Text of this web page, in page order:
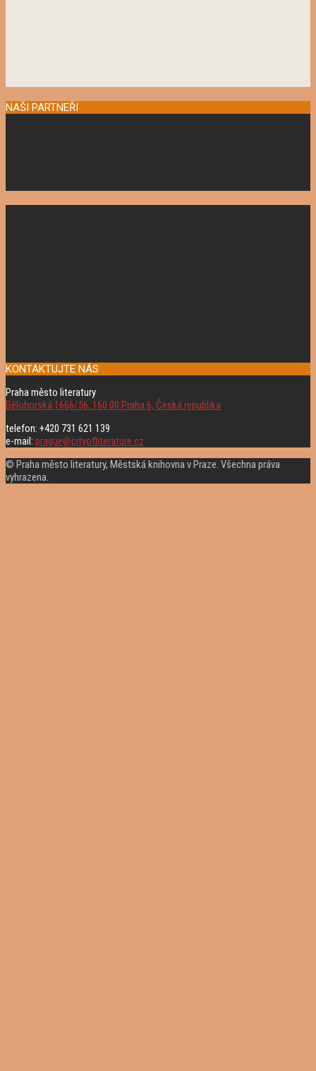
NAŠI PARTNEŘI
KONTAKTUJTE NÁS
Praha město literatury
Bělohorská 1666/56, 160 00 Praha 6, Česká republika
telefon: +420 731 621 139
e-mail: prague@cityofliterature.cz
© Praha město literatury, Městská knihovna v Praze. Všechna práva
vyhrazena.